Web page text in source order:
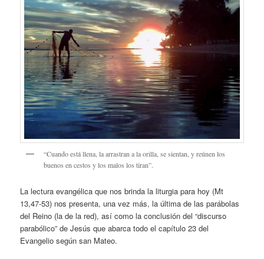
“Cuando está llena, la arrastran a la orilla, se sientan, y reúnen los
buenos en cestos y los malos los tiran”.
La lectura evangélica que nos brinda la liturgia para hoy (Mt
13,47-53) nos presenta, una vez más, la última de las parábolas
del Reino (la de la red), así como la conclusión del “discurso
parabólico” de Jesús que abarca todo el capítulo 23 del
Evangelio según san Mateo.